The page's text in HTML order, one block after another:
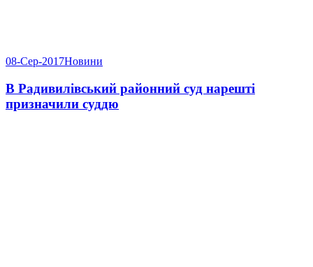
08-Сер-2017Новини
В Радивилівський районний суд нарешті
призначили суддю